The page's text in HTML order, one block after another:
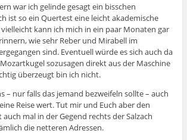
war ich gelinde gesagt ein bisschen
ist so ein Quertest eine leicht akademische
kann ich mich in ein paar Monaten gar
wie sehr Reber und Mirabell im
sind. Eventuell würde es sich auch da
sozusagen direkt aus der Maschine
überzeugt bin ich nicht.
– nur falls das jemand bezweifeln sollte – auch
Reise wert. Tut mir und Euch aber den
mal in der Gegend rechts der Salzach
die netteren Adressen.